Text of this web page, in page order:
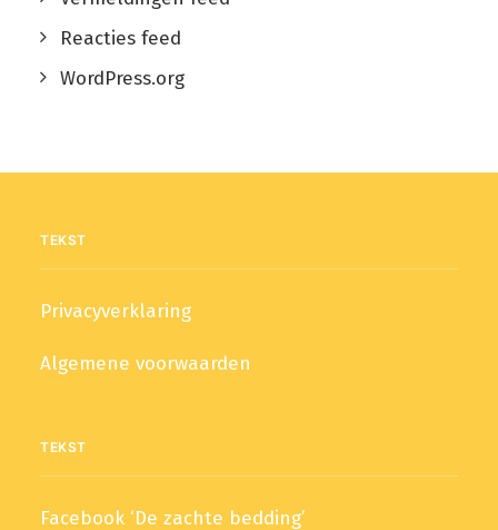
Reacties feed
WordPress.org
TEKST
Privacyverklaring
Algemene voorwaarden
TEKST
Facebook ‘De zachte bedding’